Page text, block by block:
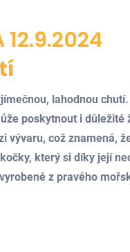
12.9.2024
lahodnou
poskytnout i
což znamená,
který si díky její
z pravého